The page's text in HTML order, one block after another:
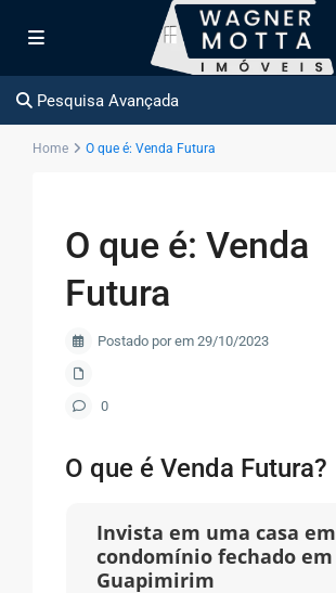
Pesquisa Avançada
Home O que é: Venda Futura
O que é: Venda
Futura
Postado por em 29/10/2023
0
O que é Venda Futura?
Invista em uma casa em
condomínio fechado em
Guapimirim